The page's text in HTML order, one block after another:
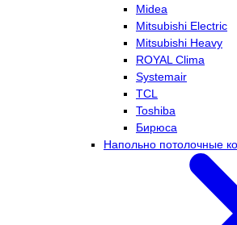
Midea
Mitsubishi Electric
Mitsubishi Heavy
ROYAL Clima
Systemair
TCL
Toshiba
Бирюса
Напольно потолочные